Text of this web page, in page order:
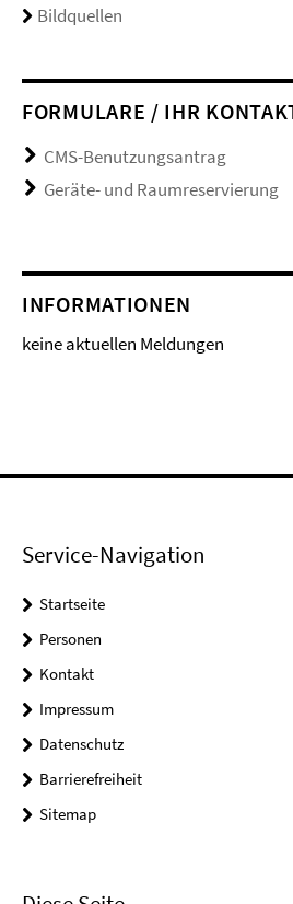
Bildquellen
FORMULARE / IHR
CMS-Benutzungsantrag
Geräte- und Raumreservierung
INFORMATIONEN
keine aktuellen Meldungen
Service-Navigation
Startseite
Personen
Kontakt
Impressum
Datenschutz
Barrierefreiheit
Sitemap